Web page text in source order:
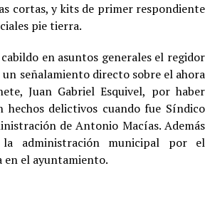
cortas, y kits de primer respondiente
pie tierra.
en asuntos generales el regidor
señalamiento directo sobre el ahora
Juan Gabriel Esquivel, por haber
hechos delictivos cuando fue Síndico
de Antonio Macías. Además
administración municipal por el
en el ayuntamiento.